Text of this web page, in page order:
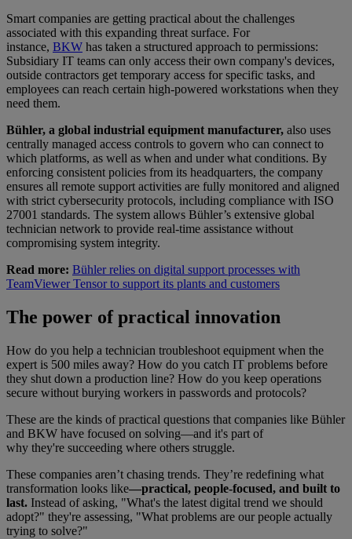
Smart companies are getting practical about the challenges
associated with this expanding threat surface. For
instance, BKW has taken a structured approach to permissions:
Subsidiary IT teams can only access their own company's devices,
outside contractors get temporary access for specific tasks, and
employees can reach certain high-powered workstations when they
need them.
Bühler, a global industrial equipment manufacturer, also uses
centrally managed access controls to govern who can connect to
which platforms, as well as when and under what conditions. By
enforcing consistent policies from its headquarters, the company
ensures all remote support activities are fully monitored and aligned
with strict cybersecurity protocols, including compliance with ISO
27001 standards. The system allows Bühler’s extensive global
technician network to provide real-time assistance without
compromising system integrity.
Read more: Bühler relies on digital support processes with
TeamViewer Tensor to support its plants and customers
The power of practical innovation
How do you help a technician troubleshoot equipment when the
expert is 500 miles away? How do you catch IT problems before
they shut down a production line? How do you keep operations
secure without burying workers in passwords and protocols?
These are the kinds of practical questions that companies like Bühler
and BKW have focused on solving—and it's part of
why they're succeeding where others struggle.
These companies aren’t chasing trends. They’re redefining what
transformation looks like—practical, people-focused, and built to
last. Instead of asking, "What's the latest digital trend we should
adopt?" they're assessing, "What problems are our people actually
trying to solve?"